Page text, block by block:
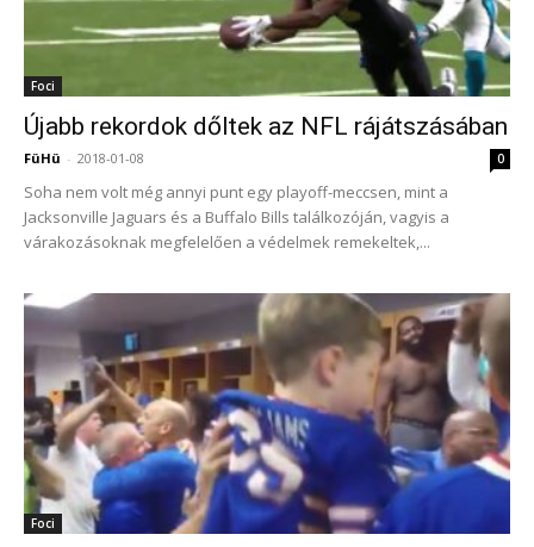
Foci
Újabb rekordok dőltek az NFL rájátszásában
FüHü - 2018-01-08 0
Soha nem volt még annyi punt egy playoff-meccsen, mint a
Jacksonville Jaguars és a Buffalo Bills találkozóján, vagyis a
várakozásoknak megfelelően a védelmek remekeltek,...
Foci